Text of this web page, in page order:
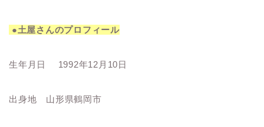
●土屋さんのプロフィール
生年月日 1992年12月10日
出身地 山形県鶴岡市